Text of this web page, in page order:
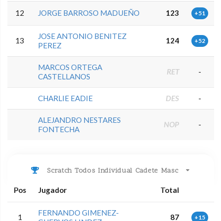
12 JORGE BARROSO MADUEÑO 123 +51
13
JOSE ANTONIO BENITEZ
PEREZ
124 +52
MARCOS ORTEGA
CASTELLANOS
RET -
CHARLIE EADIE DES -
ALEJANDRO NESTARES
FONTECHA
NOP -
Scratch Todos Individual Cadete Masc
Pos Jugador Total
1
FERNANDO GIMENEZ-
87 +15